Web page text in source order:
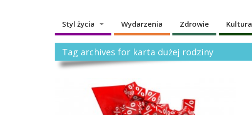
Styl życia Wydarzenia Zdrowie Kultura
Tag archives for karta dużej rodziny